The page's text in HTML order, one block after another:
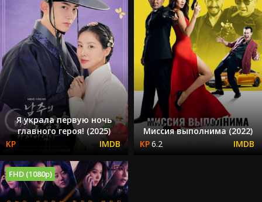
Я украла первую ночь
главного героя! (2025)
Миссия выполнима (2022)
6.2
FHD (1080p)